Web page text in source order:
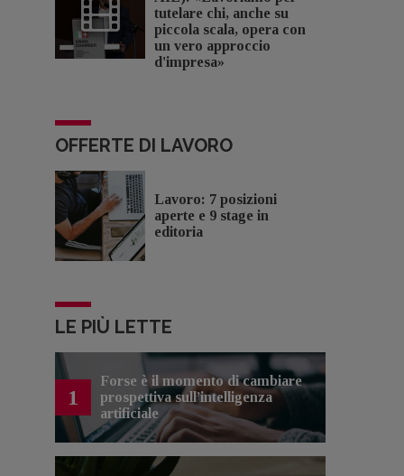
tutelare chi, anche su
piccola scala, opera con
un vero approccio
d'impresa»
OFFERTE DI LAVORO
Lavoro: 7 posizioni
aperte e 9 stage in
editoria
LE PIÙ LETTE
1
Forse è il momento di cambiare
prospettiva sull’intelligenza
artificiale